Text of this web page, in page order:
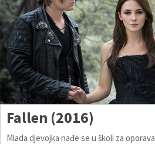
Fallen (2016)
Mlada djevojka nađe se u školi za